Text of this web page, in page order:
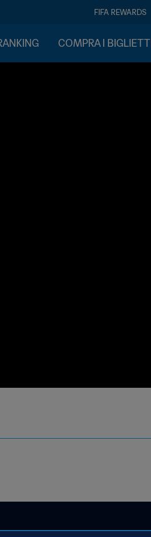
FIFA REWARDS
RANKING COMPRA I BIGLIETTI